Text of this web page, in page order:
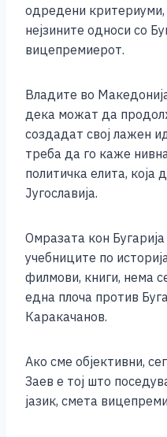
одредени критериуми,
нејзините односи со
вицепремиерот.
Владите во
дека можат да
создадат свој лажен
треба да го каже
политичка елита, која
Југославија.
Омразата кон
учебниците по
филмови, книги, нема
една плоча против
Каракачанов.
Ако сме објективни,
Заев е тој што
јазик, смета